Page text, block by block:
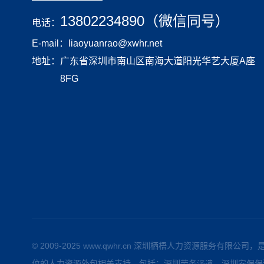
电话： 13802234890（微信同号）
E-mail：liaoyuanrao@xwhr.net
地址： 广东省深圳市南山区南海大道阳光华艺大厦A座
8FG
© 2009-2025 www.qwhr.cn 深圳栖梧人力资源服务有限公司，